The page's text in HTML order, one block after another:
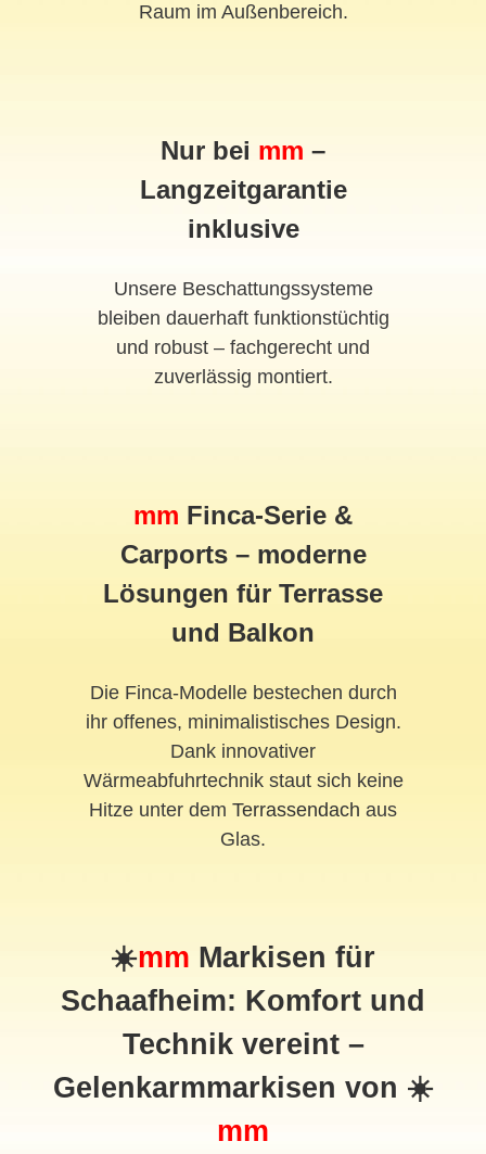
Raum im Außenbereich.
Nur bei mm –
Langzeitgarantie
inklusive
Unsere Beschattungssysteme
bleiben dauerhaft funktionstüchtig
und robust – fachgerecht und
zuverlässig montiert.
mm Finca-Serie &
Carports – moderne
Lösungen für Terrasse
und Balkon
Die Finca-Modelle bestechen durch
ihr offenes, minimalistisches Design.
Dank innovativer
Wärmeabfuhrtechnik staut sich keine
Hitze unter dem Terrassendach aus
Glas.
☀️mm Markisen für
Schaafheim: Komfort und
Technik vereint –
Gelenkarmmarkisen von ☀️
mm